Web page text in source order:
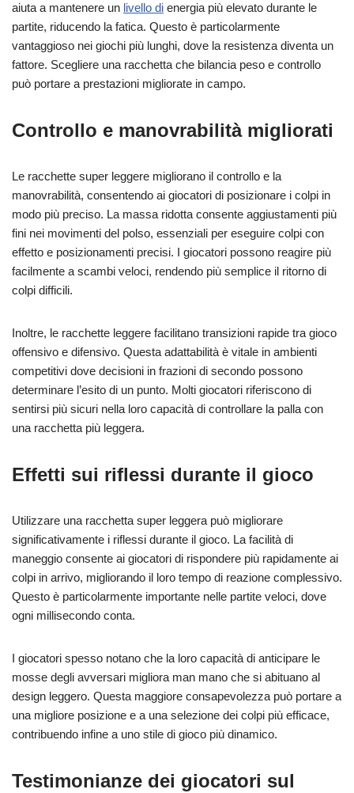
aiuta a mantenere un livello di energia più elevato durante le
partite, riducendo la fatica. Questo è particolarmente
vantaggioso nei giochi più lunghi, dove la resistenza diventa un
fattore. Scegliere una racchetta che bilancia peso e controllo
può portare a prestazioni migliorate in campo.
Controllo e manovrabilità migliorati
Le racchette super leggere migliorano il controllo e la
manovrabilità, consentendo ai giocatori di posizionare i colpi in
modo più preciso. La massa ridotta consente aggiustamenti più
fini nei movimenti del polso, essenziali per eseguire colpi con
effetto e posizionamenti precisi. I giocatori possono reagire più
facilmente a scambi veloci, rendendo più semplice il ritorno di
colpi difficili.
Inoltre, le racchette leggere facilitano transizioni rapide tra gioco
offensivo e difensivo. Questa adattabilità è vitale in ambienti
competitivi dove decisioni in frazioni di secondo possono
determinare l’esito di un punto. Molti giocatori riferiscono di
sentirsi più sicuri nella loro capacità di controllare la palla con
una racchetta più leggera.
Effetti sui riflessi durante il gioco
Utilizzare una racchetta super leggera può migliorare
significativamente i riflessi durante il gioco. La facilità di
maneggio consente ai giocatori di rispondere più rapidamente ai
colpi in arrivo, migliorando il loro tempo di reazione complessivo.
Questo è particolarmente importante nelle partite veloci, dove
ogni millisecondo conta.
I giocatori spesso notano che la loro capacità di anticipare le
mosse degli avversari migliora man mano che si abituano al
design leggero. Questa maggiore consapevolezza può portare a
una migliore posizione e a una selezione dei colpi più efficace,
contribuendo infine a uno stile di gioco più dinamico.
Testimonianze dei giocatori sul